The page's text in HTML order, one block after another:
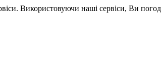
Використовуючи наші сервіси, Ви